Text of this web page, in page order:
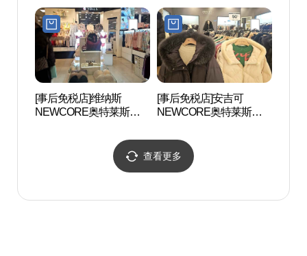
本店(밸리걸 뉴코아아울
렛 산본점)
本店(알토 뉴코아아울렛
산본점)
[事后免税店]维纳斯
NEWCORE奥特莱斯山
[事后免税店]安吉可
NEWCORE奥特莱斯山
렛 산본점)
查看更多